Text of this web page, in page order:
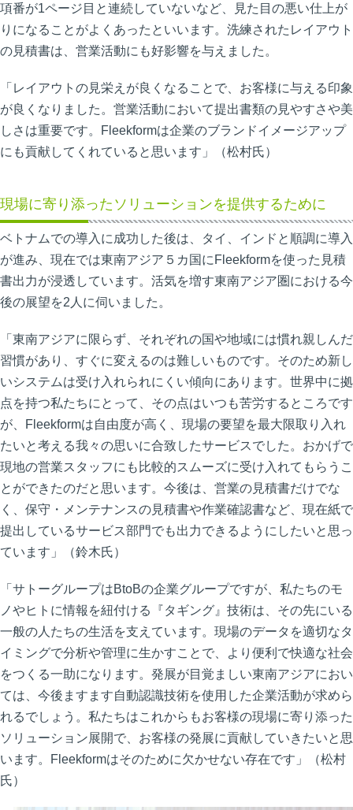
項番が1ページ目と連続していないなど、見た目の悪い仕上が
りになることがよくあったといいます。洗練されたレイアウト
の見積書は、営業活動にも好影響を与えました。
「レイアウトの見栄えが良くなることで、お客様に与える印象
が良くなりました。営業活動において提出書類の見やすさや美
しさは重要です。Fleekformは企業のブランドイメージアップ
にも貢献してくれていると思います」（松村氏）
現場に寄り添ったソリューションを提供するために
ベトナムでの導入に成功した後は、タイ、インドと順調に導入
が進み、現在では東南アジア５カ国にFleekformを使った見積
書出力が浸透しています。活気を増す東南アジア圏における今
後の展望を2人に伺いました。
「東南アジアに限らず、それぞれの国や地域には慣れ親しんだ
習慣があり、すぐに変えるのは難しいものです。そのため新し
いシステムは受け入れられにくい傾向にあります。世界中に拠
点を持つ私たちにとって、その点はいつも苦労するところです
が、Fleekformは自由度が高く、現場の要望を最大限取り入れ
たいと考える我々の思いに合致したサービスでした。おかげで
現地の営業スタッフにも比較的スムーズに受け入れてもらうこ
とができたのだと思います。今後は、営業の見積書だけでな
く、保守・メンテナンスの見積書や作業確認書など、現在紙で
提出しているサービス部門でも出力できるようにしたいと思っ
ています」（鈴木氏）
「サトーグループはBtoBの企業グループですが、私たちのモ
ノやヒトに情報を紐付ける『タギング』技術は、その先にいる
一般の人たちの生活を支えています。現場のデータを適切なタ
イミングで分析や管理に生かすことで、より便利で快適な社会
をつくる一助になります。発展が目覚ましい東南アジアにおい
ては、今後ますます自動認識技術を使用した企業活動が求めら
れるでしょう。私たちはこれからもお客様の現場に寄り添った
ソリューション展開で、お客様の発展に貢献していきたいと思
います。Fleekformはそのために欠かせない存在です」（松村
氏）